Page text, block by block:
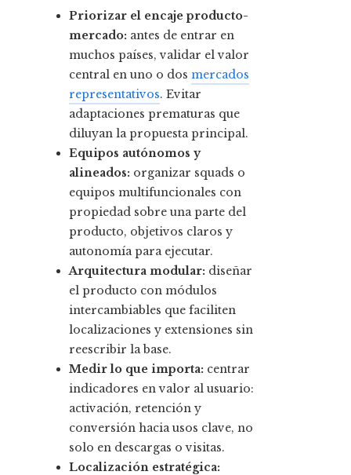
Priorizar el encaje producto-
mercado: antes de entrar en
muchos países, validar el valor
central en uno o dos mercados
representativos. Evitar
adaptaciones prematuras que
diluyan la propuesta principal.
Equipos autónomos y
alineados: organizar squads o
equipos multifuncionales con
propiedad sobre una parte del
producto, objetivos claros y
autonomía para ejecutar.
Arquitectura modular: diseñar
el producto con módulos
intercambiables que faciliten
localizaciones y extensiones sin
reescribir la base.
Medir lo que importa: centrar
indicadores en valor al usuario:
activación, retención y
conversión hacia usos clave, no
solo en descargas o visitas.
Localización estratégica: